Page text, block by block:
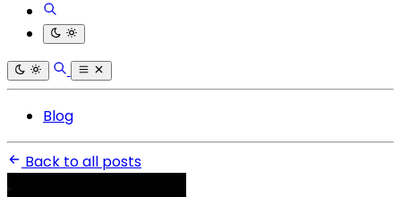
Blog
Back to all posts